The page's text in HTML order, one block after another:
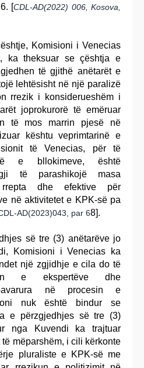
[CDL-AD(2022) 006, Kosova,
Komisioni i Venecias
ka theksuar se çështja e
të gjithë anëtarët e
lehtësisht në një paralizë
rrezik i konsiderueshëm i
joprokurorë të emëruar
të mos marrin pjesë në
kështu veprimtarinë e
të Venecias, për të
e bllokimeve, është
të parashikojë masa
dhe efektive për
në aktivitetet e KPK-së pa
AD(2023)043, par 68].
së tre (3) anëtarëve jo
Komisioni i Venecias ka
një zgjidhje e cila do të
e ekspertëve dhe
në procesin e
nuk është bindur se
e përzgjedhjes së tre (3)
nga Kuvendi ka trajtuar
mëparshëm, i cili kërkonte
pluraliste e KPK-së me